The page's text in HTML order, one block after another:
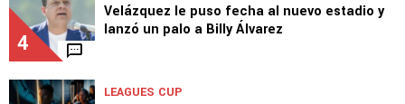
4
Velázquez le puso fecha al nuevo estadio y
lanzó un palo a Billy Álvarez
LEAGUES CUP